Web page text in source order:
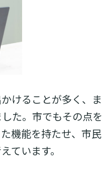
けることが多く、ま
た。市でもその点を
機能を持たせ、市民
ています。